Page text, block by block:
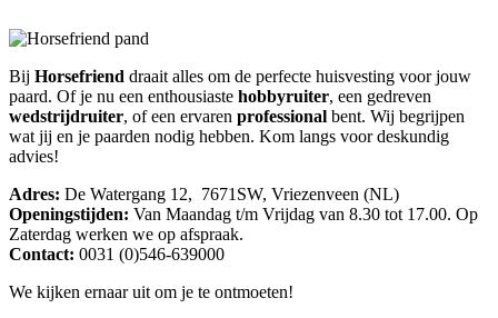
Bij Horsefriend draait alles om de perfecte huisvesting voor jouw
paard. Of je nu een enthousiaste hobbyruiter, een gedreven
wedstrijdruiter, of een ervaren professional bent. Wij begrijpen
wat jij en je paarden nodig hebben. Kom langs voor deskundig
advies!
Adres: De Watergang 12, 7671SW, Vriezenveen (NL)
Openingstijden: Van Maandag t/m Vrijdag van 8.30 tot 17.00. Op
Zaterdag werken we op afspraak.
Contact: 0031 (0)546-639000
We kijken ernaar uit om je te ontmoeten!